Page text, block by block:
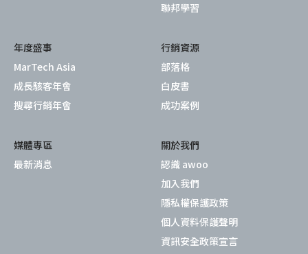
聯邦學習
年度盛事
MarTech Asia
成長駭客年會
搜尋行銷年會
行銷資源
部落格
白皮書
成功案例
媒體專區
最新消息
關於我們
認識 awoo
加入我們
隱私權保護政策
個人資料保護聲明
資訊安全政策宣言